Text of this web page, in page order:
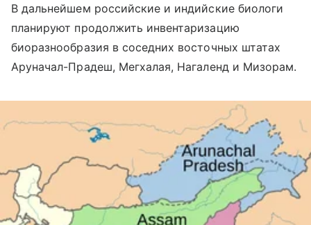
В дальнейшем российские и индийские биологи
планируют продолжить инвентаризацию
биоразнообразия в соседних восточных штатах
Аруначал-Прадеш, Мегхалая, Нагаленд и Мизорам.